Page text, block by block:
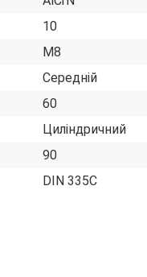
10
М8
Середній
60
Циліндричний
90
DIN 335C